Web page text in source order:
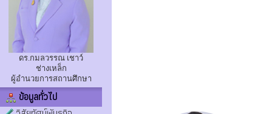
ดร.กมลวรรณ เชาว์
ช่างเหล็ก
ผู้อำนวยการสถานศึกษา
ข้อมูลทั่วไป